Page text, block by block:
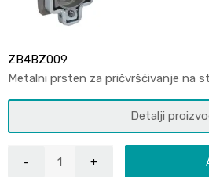
ZB4BZ009
Metalni prsten za pričvršćivanje na
Detalji